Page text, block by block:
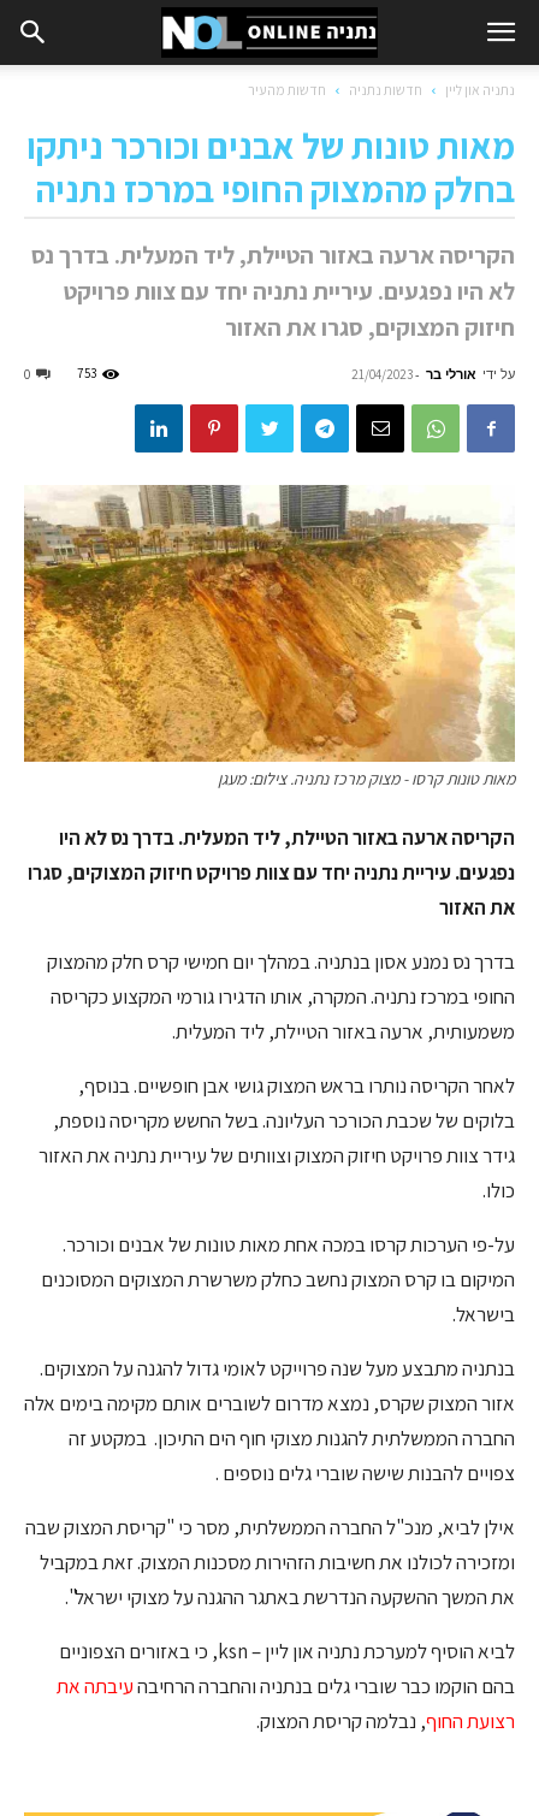
נתניה און ליין חדשות נתניה חדשות מהעיר
מאות טונות של אבנים וכורכר ניתקו
בחלק מהמצוק החופי במרכז נתניה
הקריסה ארעה באזור הטיילת, ליד המעלית. בדרך נס
לא היו נפגעים. עיריית נתניה יחד עם צוות פרויקט
חיזוק המצוקים, סגרו את האזור
על ידי אורלי בר -
21/04/2023
0 753
מאות טונות קרסו - מצוק מרכז נתניה. צילום: מעגן
הקריסה ארעה באזור הטיילת, ליד המעלית. בדרך נס לא היו
נפגעים. עיריית נתניה יחד עם צוות פרויקט חיזוק המצוקים, סגרו
את האזור
בדרך נס נמנע אסון בנתניה. במהלך יום חמישי קרס חלק מהמצוק
החופי במרכז נתניה. המקרה, אותו הדגירו גורמי המקצוע כקריסה
משמעותית, ארעה באזור הטיילת, ליד המעלית.
לאחר הקריסה נותרו בראש המצוק גושי אבן חופשיים. בנוסף,
בלוקים של שכבת הכורכר העליונה. בשל החשש מקריסה נוספת,
גידר צוות פרויקט חיזוק המצוק וצוותים של עיריית נתניה את האזור
כולו.
על-פי הערכות קרסו במכה אחת מאות טונות של אבנים וכורכר.
המיקום בו קרס המצוק נחשב כחלק משרשרת המצוקים המסוכנים
בישראל.
בנתניה מתבצע מעל שנה פרוייקט לאומי גדול להגנה על המצוקים.
אזור המצוק שקרס, נמצא מדרום לשוברים אותם מקימה בימים אלה
החברה הממשלתית להגנות מצוקי חוף הים התיכון. במקטע זה
צפויים להבנות שישה שוברי גלים נוספים .
אילן לביא, מנכ"ל החברה הממשלתית, מסר כי "קריסת המצוק שבה
ומזכירה לכולנו את חשיבות הזהירות מסכנות המצוק. זאת במקביל
את המשך ההשקעה הנדרשת באתגר ההגנה על מצוקי ישראל".
לביא הוסיף למערכת נתניה און ליין – ksn, כי באזורים הצפוניים
בהם הוקמו כבר שוברי גלים בנתניה והחברה הרחיבהעיבתה את
רצועת החוף, נבלמה קריסת המצוק.